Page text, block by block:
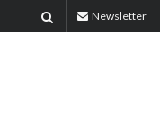
Newsletter